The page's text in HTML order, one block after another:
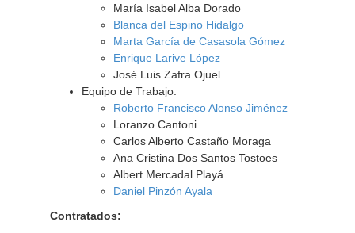
María Isabel Alba Dorado
Blanca del Espino Hidalgo
Marta García de Casasola Gómez
Enrique Larive López
José Luis Zafra Ojuel
Equipo de Trabajo:
Roberto Francisco Alonso Jiménez
Loranzo Cantoni
Carlos Alberto Castaño Moraga
Ana Cristina Dos Santos Tostoes
Albert Mercadal Playá
Daniel Pinzón Ayala
Contratados: